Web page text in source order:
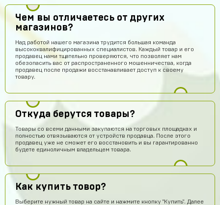
Чем вы отличаетесь от других
магазинов?
Над работой нашего магазина трудится большая команда
высококвалифицированных специалистов. Каждый товар и его
продавец нами тщательно проверяются, что позволяет нам
обезопасить вас от распространенного мошенничества, когда
продавец после продажи восстанавливает доступ к своему
товару.
Откуда берутся товары?
Товары со всеми данными закупаются на торговых площадках и
полностью отвязываются от устройств продавца. После этого
продавец уже не сможет его восстановить и вы гарантированно
будете единоличным владельцем товара.
Как купить товор?
Выберите нужный товар на сайте и нажмите кнопку "Купить". Далее
Владислав Прохоров 14 часов назад
пришло логин и пароль, поменял пароль, в акк зашел.